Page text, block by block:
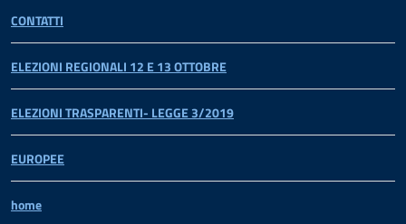
CONTATTI
ELEZIONI REGIONALI 12 E 13 OTTOBRE
ELEZIONI TRASPARENTI- LEGGE 3/2019
EUROPEE
home